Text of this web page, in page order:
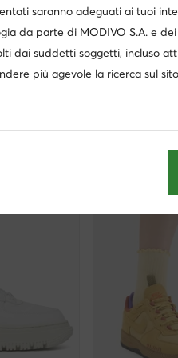
extra -
Nike
Sneakers · Air
Prezzo attuale
100,95€
saranno adeguati ai tuoi
da parte di MODIVO S.A. e
dai suddetti soggetti, incluso
più agevole la ricerca sul